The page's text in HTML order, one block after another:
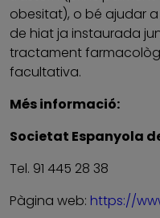
obesitat), o bé ajudar
de hiat ja instaurada
tractament
facultativa.
Més informació:
Societat Espanyola
Tel. 91 445 28 38
Pàgina web: https://